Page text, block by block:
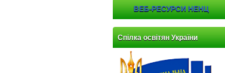
ВЕБ-РЕСУРСИ НЕНЦ
Спілка освітян України